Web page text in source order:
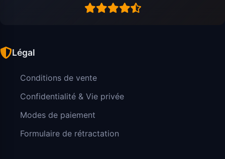
Légal
Conditions de vente
Confidentialité & Vie privée
Modes de paiement
Formulaire de rétractation